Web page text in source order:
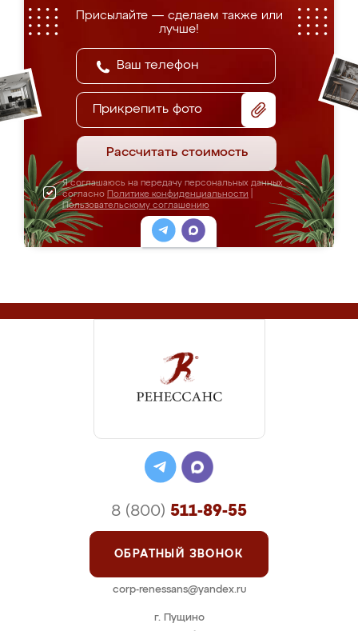
Присылайте — сделаем также или
лучше!
Прикрепить фото
Рассчитать стоимость
Я соглашаюсь на передачу персональных данных
согласно Политике конфиденциальности
Пользовательскому соглашению
г. Пущино
8 (800) 511-89-55
ОБРАТНЫЙ ЗВОНОК
corp-renessans@yandex.ru